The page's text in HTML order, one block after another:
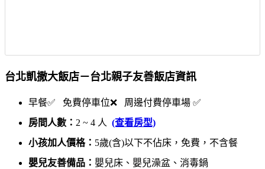
台北凱撒大飯店－台北親子友善飯店資訊
早餐✅ 免費停車位❌ 周邊付費停車場 ✅
房間人數： 2 ~ 4 人 (查看房型)
小孩加人價格： 5歲(含)以下不佔床，免費，不含餐
嬰兒友善備品： 嬰兒床、嬰兒澡盆、消毒鍋